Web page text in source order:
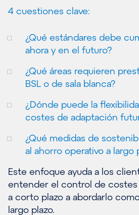
4 cuestiones clave:
¿Qué estándares debe
ahora y en el futuro?
¿Qué áreas requieren
BSL o de sala blanca?
¿Dónde puede la
costes de adaptación
¿Qué medidas de
al ahorro operativo a largo
Este enfoque ayuda a los
entender el control de
a corto plazo a abordarlo
largo plazo.